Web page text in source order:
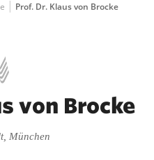
Prof. Dr. Klaus von Brocke
von Brocke
München